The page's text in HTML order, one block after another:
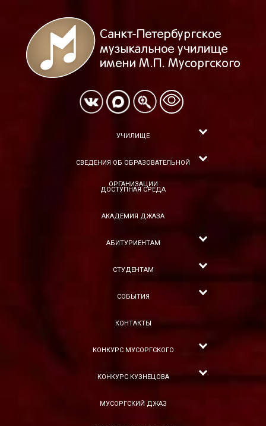
УЧИЛИЩЕ
СВЕДЕНИЯ ОБ ОБРАЗОВАТЕЛЬНОЙ
ОРГАНИЗАЦИИ
ДОСТУПНАЯ СРЕДА
АКАДЕМИЯ ДЖАЗА
АБИТУРИЕНТАМ
СТУДЕНТАМ
СОБЫТИЯ
КОНТАКТЫ
КОНКУРС МУСОРГСКОГО
КОНКУРС КУЗНЕЦОВА
МУСОРГСКИЙ ДЖАЗ